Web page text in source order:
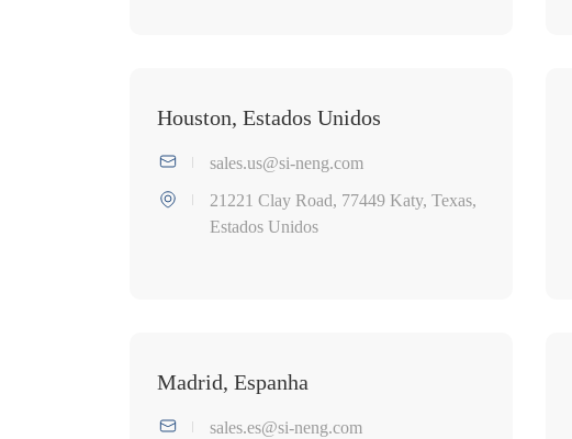
Houston, Estados Unidos
sales.us@si-neng.com
21221 Clay Road, 77449 Katy, Texas,
Estados Unidos
Madrid, Espanha
sales.es@si-neng.com